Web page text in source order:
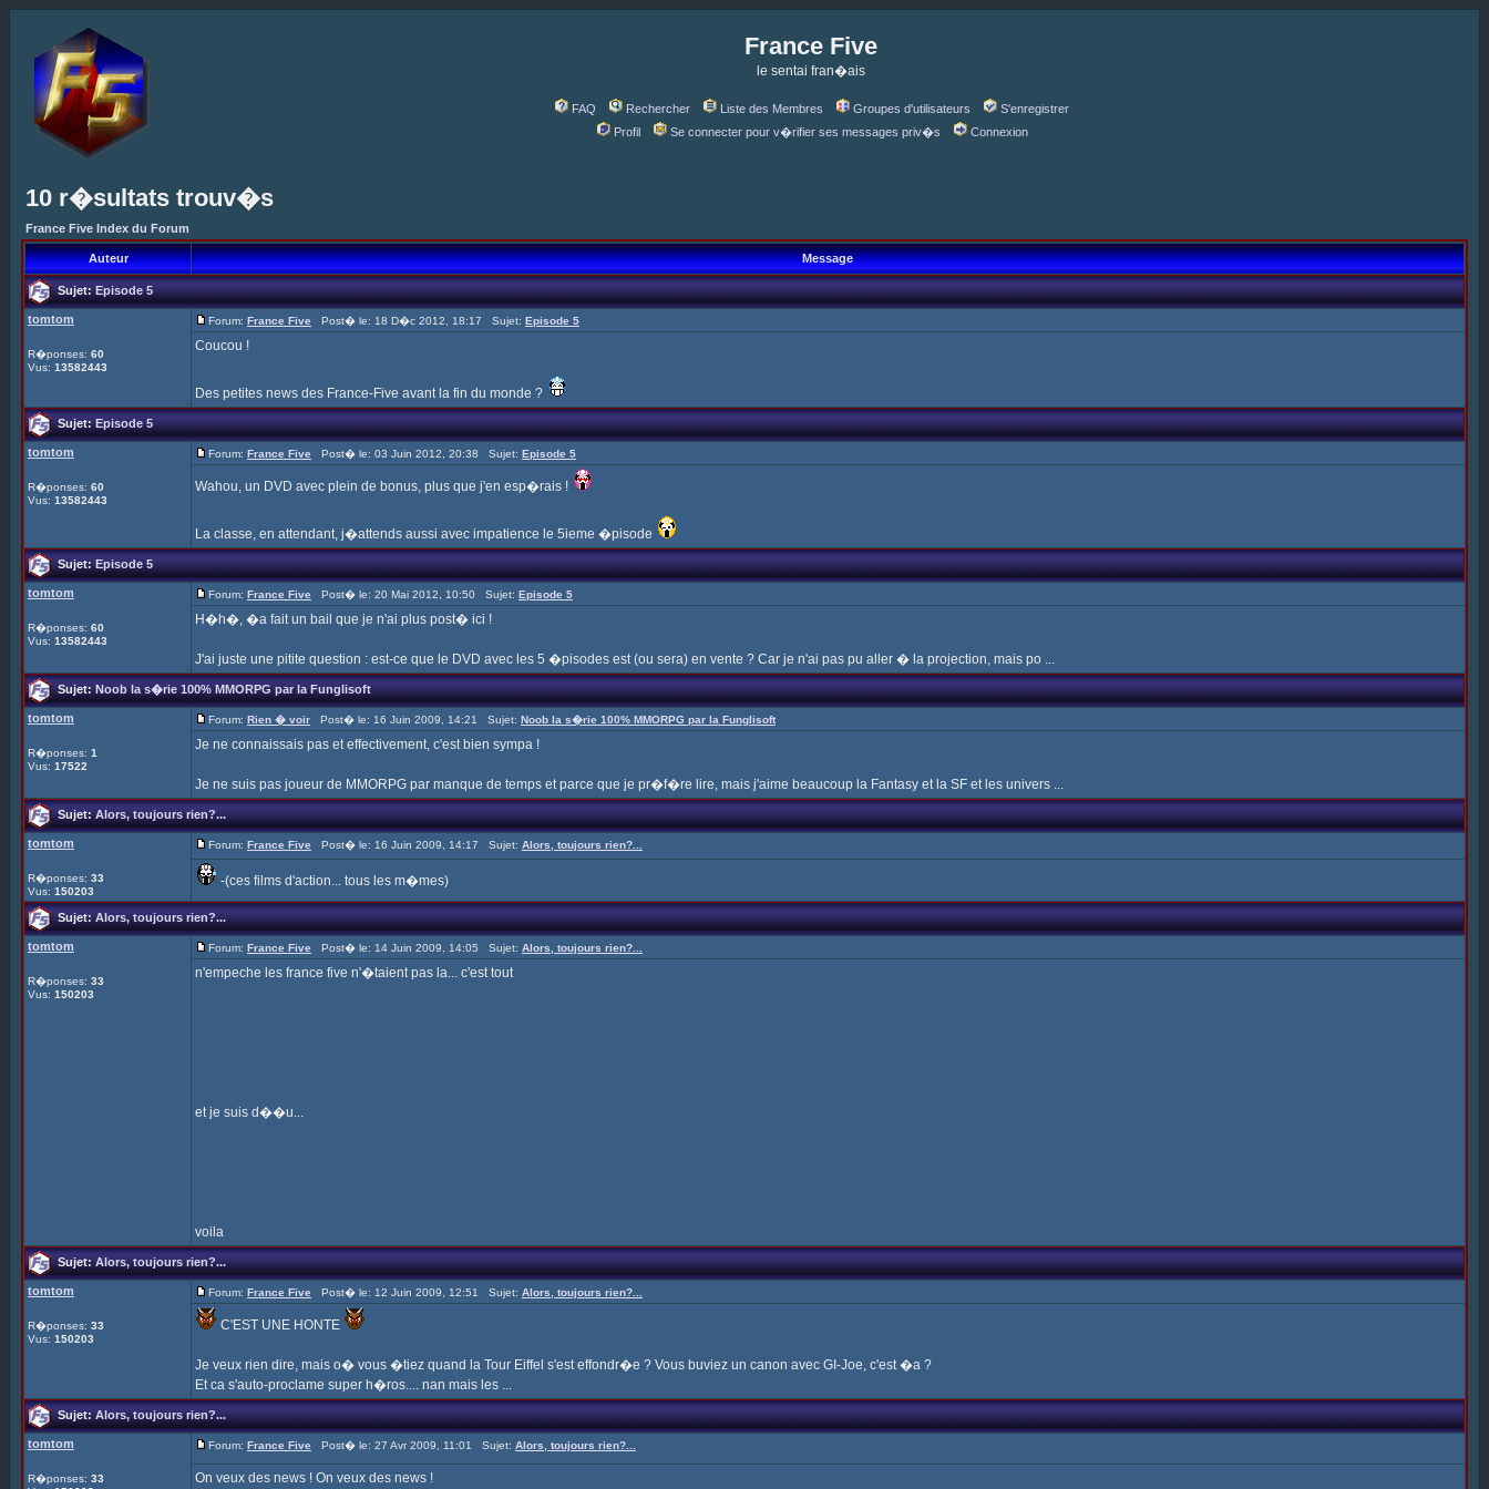
France Five
le sentai fran�ais
FAQ Rechercher Liste des Membres Groupes d'utilisateurs
S'enregistrer
Profil
Se connecter pour v�rifier ses messages priv�s Connexion
10 r�sultats trouv�s
France Five Index du Forum
Auteur Message
Sujet:Episode 5
tomtom
R�ponses: 60
Vus: 13582443
Forum: France Five Post� le: 18 D�c 2012, 18:17 Sujet: Episode 5
Coucou !
Des petites news des France-Five avant la fin du monde ?
Sujet:Episode 5
tomtom
R�ponses: 60
Vus: 13582443
Forum: France Five Post� le: 03 Juin 2012, 20:38 Sujet: Episode 5
Wahou, un DVD avec plein de bonus, plus que j'en esp�rais !
La classe, en attendant, j�attends aussi avec impatience le 5ieme �pisode
Sujet:Episode 5
tomtom
R�ponses: 60
Vus: 13582443
Forum: France Five Post� le: 20 Mai 2012, 10:50 Sujet: Episode 5
H�h�, �a fait un bail que je n'ai plus post� ici !
J'ai juste une pitite question : est-ce que le DVD avec les 5 �pisodes est (ou sera) en vente ? Car je n'ai pas pu aller � la projection, mais po ...
Sujet:Noob la s�rie 100% MMORPG par la Funglisoft
tomtom
R�ponses: 1
Vus: 17522
Forum: Rien � voir Post� le: 16 Juin 2009, 14:21 Sujet: Noob la s�rie 100% MMORPG par la Funglisoft
Je ne connaissais pas et effectivement, c'est bien sympa !
Je ne suis pas joueur de MMORPG par manque de temps et parce que je pr�f�re lire, mais j'aime beaucoup la Fantasy et la SF et les univers ...
Sujet:Alors, toujours rien?...
tomtom
R�ponses: 33
Vus: 150203
Forum: France Five Post� le: 16 Juin 2009, 14:17 Sujet: Alors, toujours rien?...
-(ces films d'action... tous les m�mes)
Sujet:Alors, toujours rien?...
tomtom
R�ponses: 33
Vus: 150203
Forum: France Five Post� le: 14 Juin 2009, 14:05 Sujet: Alors, toujours rien?...
n'empeche les france five n'�taient pas la... c'est tout
et je suis d��u...
voila
Sujet:Alors, toujours rien?...
tomtom
R�ponses: 33
Vus: 150203
Forum: France Five Post� le: 12 Juin 2009, 12:51 Sujet: Alors, toujours rien?...
C'EST UNE HONTE
Je veux rien dire, mais o� vous �tiez quand la Tour Eiffel s'est effondr�e ? Vous buviez un canon avec GI-Joe, c'est �a ?
Et ca s'auto-proclame super h�ros.... nan mais les ...
Sujet:Alors, toujours rien?...
tomtom
R�ponses: 33
Forum: France Five Post� le: 27 Avr 2009, 11:01 Sujet: Alors, toujours rien?...
On veux des news ! On veux des news !